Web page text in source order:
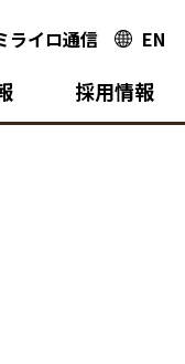
ライロ通信 EN
採用情報